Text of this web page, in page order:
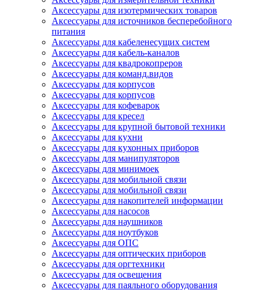
Аксессуары для изотермических товаров
Аксессуары для источников бесперебойного
питания
Аксессуары для кабеленесущих систем
Аксессуары для кабель-каналов
Аксессуары для квадрокопреров
Аксессуары для команд.видов
Аксессуары для корпусов
Аксессуары для корпусов
Аксессуары для кофеварок
Аксессуары для кресел
Аксессуары для крупной бытовой техники
Аксессуары для кухни
Аксессуары для кухонных приборов
Аксессуары для манипуляторов
Аксессуары для минимоек
Аксессуары для мобильной связи
Аксессуары для мобильной связи
Аксессуары для накопителей информации
Аксессуары для насосов
Аксессуары для наушников
Аксессуары для ноутбуков
Аксессуары для ОПС
Аксессуары для оптических приборов
Аксессуары для оргтехники
Аксессуары для освещения
Аксессуары для паяльного оборудования